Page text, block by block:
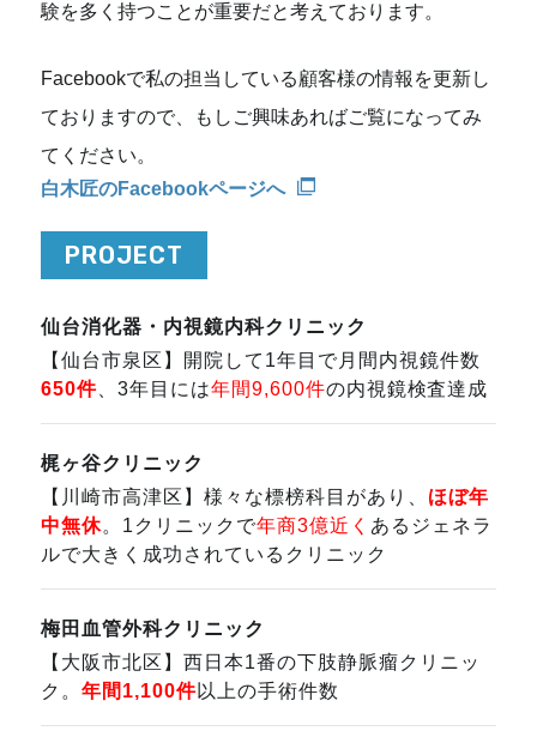
験を多く持つことが重要だと考えております。
Facebookで私の担当している顧客様の情報を更新し
ておりますので、もしご興味あればご覧になってみ
てください。
白木匠のFacebookページへ
PROJECT
仙台消化器・内視鏡内科クリニック
【仙台市泉区】開院して1年目で月間内視鏡件数
650件 、3年目には年間9,600件の内視鏡検査達成
梶ヶ谷クリニック
【川崎市高津区】様々な標榜科目があり、 ほぼ年
中無休。1クリニックで年商3億近く あるジェネラ
ルで大きく成功されているクリニック
梅田血管外科クリニック
【大阪市北区】西日本1番の下肢静脈瘤クリニッ
ク。年間1,100件以上の手術件数